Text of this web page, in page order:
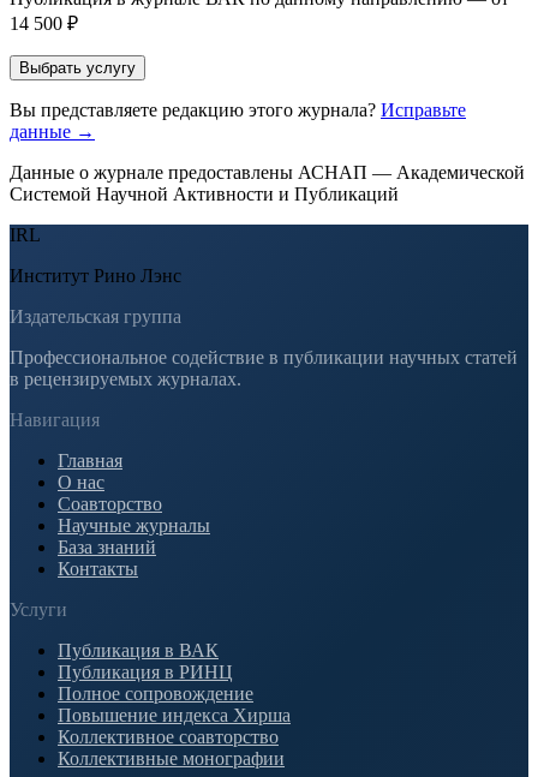
14 500 ₽
Выбрать услугу
Вы представляете редакцию этого журнала? Исправьте
данные →
Данные о журнале предоставлены АСНАП — Академической
Системой Научной Активности и Публикаций
IRL
Институт Рино Лэнс
Издательская группа
Профессиональное содействие в публикации научных статей
в рецензируемых журналах.
Навигация
Главная
О нас
Соавторство
Научные журналы
База знаний
Контакты
Услуги
Публикация в ВАК
Публикация в РИНЦ
Полное сопровождение
Повышение индекса Хирша
Коллективное соавторство
Коллективные монографии